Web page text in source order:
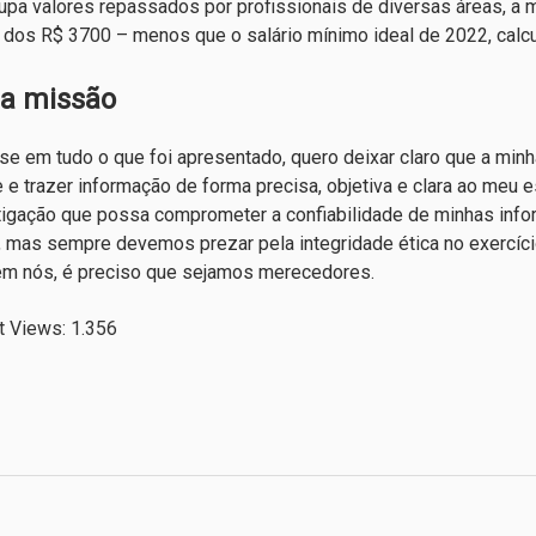
valores repassados por profissionais de diversas áreas, a
dos R$ 3700 – menos que o salário mínimo ideal de 2022,
missão
em tudo o que foi apresentado, quero deixar claro que a
e trazer informação de forma precisa, objetiva e clara ao meu
que possa comprometer a confiabilidade de minhas
mas sempre devemos prezar pela integridade ética no
nós, é preciso que sejamos merecedores.
Views: 1.356